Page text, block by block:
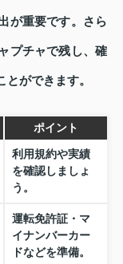
が重要です。さら
プチャで残し、確
ができます。
ポイント
利用規約や実績
を確認しましょ
う。
運転免許証・マ
イナンバーカー
ドなどを準備。